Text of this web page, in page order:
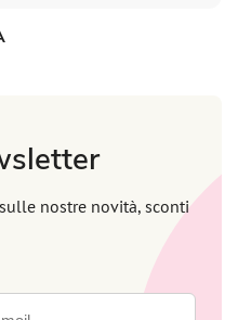
nostre novità, sconti